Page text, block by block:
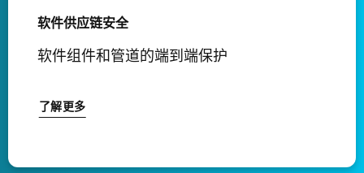
软件供应链安全
软件组件和管道的端到端保护
了解更多